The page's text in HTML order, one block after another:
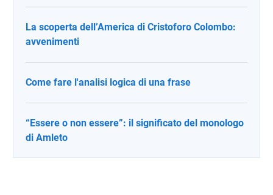
La scoperta dell’America di Cristoforo Colombo:
avvenimenti
Come fare l'analisi logica di una frase
“Essere o non essere”: il significato del monologo
di Amleto